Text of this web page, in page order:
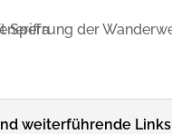
weiterführende Links